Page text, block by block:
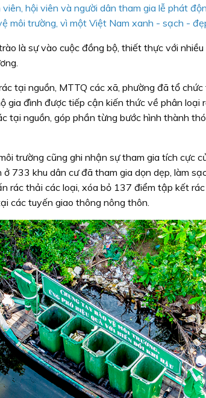
hội viên và người dân tham gia lễ phát
môi trường, vì một Việt Nam xanh - sạch -
là sự vào cuộc đồng bộ, thiết thực với
tại nguồn, MTTQ các xã, phường đã tổ
gia đình được tiếp cận kiến thức về phân loại
tại nguồn, góp phần từng bước hình thành
trường cũng ghi nhận sự tham gia tích cực
733 khu dân cư đã tham gia dọn dẹp, làm
rác thải các loại, xóa bỏ 137 điểm tập kết
các tuyến giao thông nông thôn.